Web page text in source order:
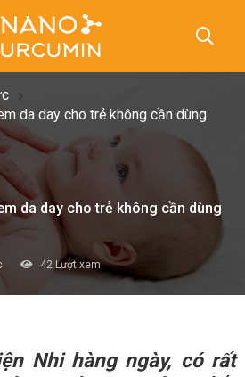
da day cho trẻ không cần dùng
da day cho trẻ không cần dùng
42 Lượt xem
Nhi hàng ngày, có rất